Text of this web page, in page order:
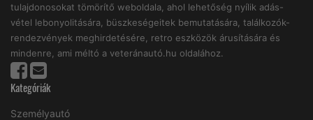
tulajdonosokat tömörítő weboldala, ahol lehetőség nyílik adás-
vétel lebonyolitására, büszkeségeitek bemutatására, találkozók-
rendezvények meghirdetésére, retro eszközök árusítására és
mindenre, ami méltó a veteránautó.hu oldalához.
Kategóriák
Személyautó